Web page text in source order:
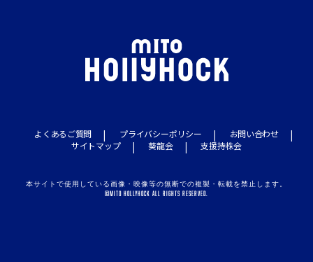
よくあるご質問 プライバシーポリシー
お問い合わせ
サイトマップ
葵龍会 支援持株会
本サイトで使用している画像・映像等の無断での複製・転載を禁止します。
©MITO HOLLYHOCK ALL RIGHTS RESERVED.